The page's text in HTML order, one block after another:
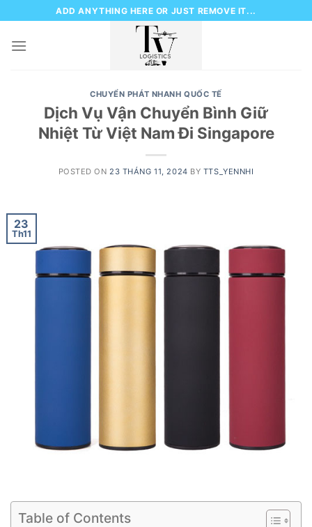
to
content
ADD ANYTHING HERE OR JUST REMOVE IT...
CHUYỂN PHÁT NHANH QUỐC TẾ
Dịch Vụ Vận Chuyển Bình Giữ
Nhiệt Từ Việt Nam Đi Singapore
POSTED ON 23 THÁNG 11, 2024 BY TTS_YENNHI
23
Th11
Table of Contents